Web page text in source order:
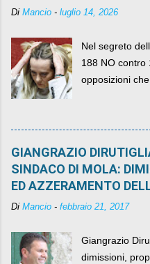
Di Mancio - luglio 14, 2026
Nel segreto
188 NO contro
opposizioni
GIANGRAZIO
SINDACO DI MOLA:
ED AZZERAMENTO
Di Mancio - febbraio 21, 2017
Giangrazio
dimissioni,